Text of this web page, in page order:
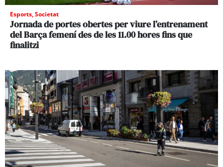
Esports,Societat
Jornada de portes obertes per viure l’entrenament
del Barça femení des de les 11.00 hores fins que
finalitzi